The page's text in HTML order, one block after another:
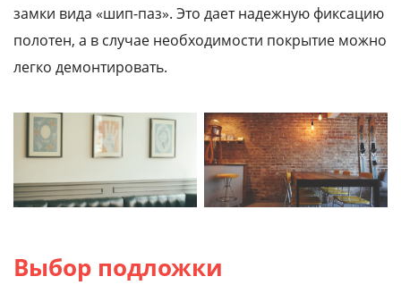
замки вида «шип-паз». Это дает надежную фиксацию
полотен, а в случае необходимости покрытие можно
легко демонтировать.
Выбор подложки